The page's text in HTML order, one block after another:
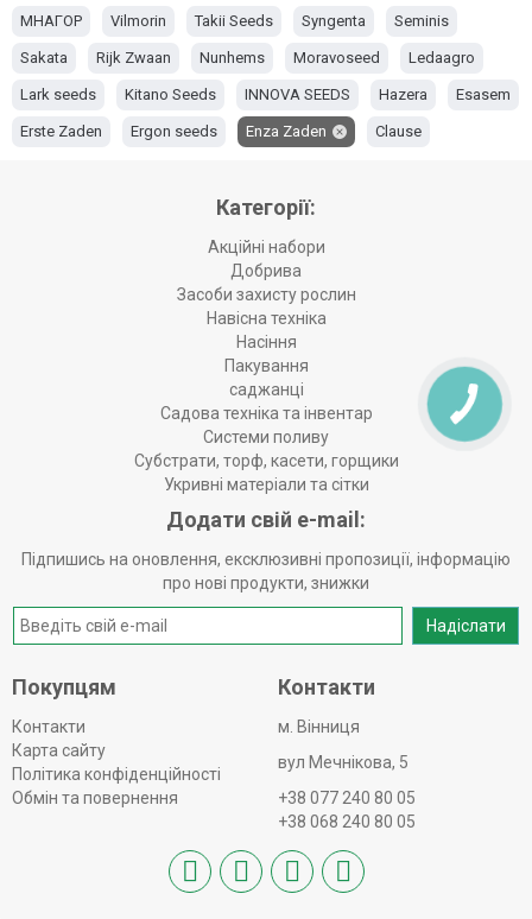
МНАГОР Vilmorin Takii Seeds Syngenta Seminis
Sakata Rijk Zwaan Nunhems Moravoseed Ledaagro
Lark seeds Kitano Seeds INNOVA SEEDS Hazera Esasem
Erste Zaden Ergon seeds Enza Zaden Clause
Категорії:
Акційні набори
Добрива
Засоби захисту рослин
Навісна техніка
Насіння
Пакування
саджанці
Садова техніка та інвентар
Системи поливу
Субстрати, торф, касети, горщики
Укривні матеріали та сітки
Додати свій e-mail:
Підпишись на оновлення, ексклюзивні пропозиції, інформацію
про нові продукти, знижки
Надіслати
Покупцям
Контакти
Карта сайту
Політика конфіденційності
Обмін та повернення
Контакти
м. Вінниця
вул Мечнікова, 5
+38 077 240 80 05
+38 068 240 80 05